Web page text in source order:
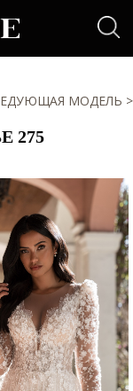
МОДЕЛЬ >
275